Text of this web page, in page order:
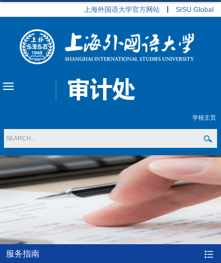
上海外国语大学官方网站 SISU Global
学校主页
服务指南